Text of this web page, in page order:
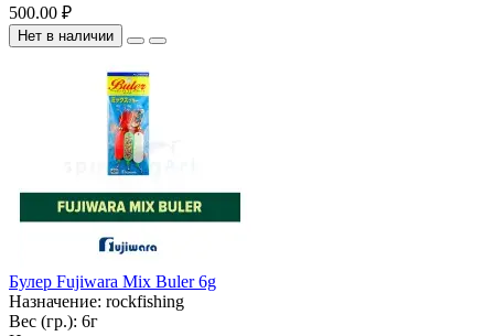
500.00 ₽
Нет в наличии
Булер Fujiwara Mix Buler 6g
Назначение: rockfishing
Вес (гр.): 6г